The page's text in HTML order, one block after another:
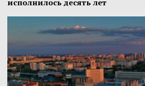
исполнилось десять лет